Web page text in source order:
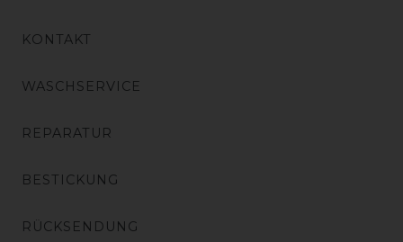
KONTAKT
WASCHSERVICE
REPARATUR
BESTICKUNG
RÜCKSENDUNG